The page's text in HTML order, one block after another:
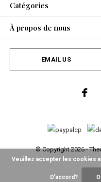
Catégories
À propos de nous
EMAIL US
© Copyright2026-
Veuillez accepter les cookies
D'accord?